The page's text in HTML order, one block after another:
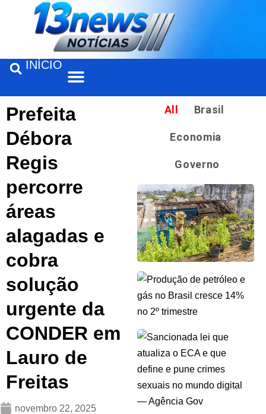
INÍCIO
Prefeita
Débora
Regis
percorre
áreas
alagadas e
cobra
solução
urgente da
CONDER em
Lauro de
Freitas
novembro 22, 2025
All Brasil
Economia
Governo